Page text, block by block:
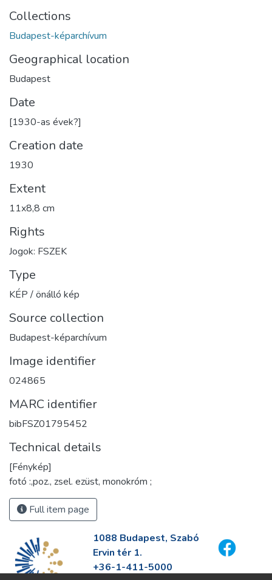
Collections
Budapest-képarchívum
Geographical location
Budapest
Date
[1930-as évek?]
Creation date
1930
Extent
11x8,8 cm
Rights
Jogok: FSZEK
Type
KÉP / önálló kép
Source collection
Budapest-képarchívum
Image identifier
024865
MARC identifier
bibFSZ01795452
Technical details
[Fénykép]
fotó :,poz., zsel. ezüst, monokróm ;
Full item page
1088 Budapest, Szabó
Ervin tér 1.
+36-1-411-5000